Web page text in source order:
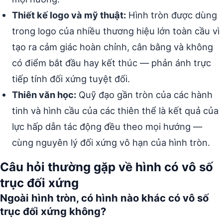
Thiết kế logo và mỹ thuật: Hình tròn được dùng
trong logo của nhiều thương hiệu lớn toàn cầu vì
tạo ra cảm giác hoàn chỉnh, cân bằng và không
có điểm bắt đầu hay kết thúc — phản ánh trực
tiếp tính đối xứng tuyệt đối.
Thiên văn học: Quỹ đạo gần tròn của các hành
tinh và hình cầu của các thiên thể là kết quả của
lực hấp dẫn tác động đều theo mọi hướng —
cùng nguyên lý đối xứng vô hạn của hình tròn.
Câu hỏi thường gặp về hình có vô số
trục đối xứng
Ngoài hình tròn, có hình nào khác có vô số
trục đối xứng không?